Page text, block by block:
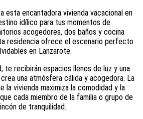
esta encantadora vivienda vacacional en
idílico para tus momentos de
acogedores, dos baños y cocina
residencia ofrece el escenario perfecto
en Lanzarote.
te recibirán espacios llenos de luz y una
una atmósfera cálida y acogedora. La
la vivienda maximiza la comodidad y la
cada miembro de la familia o grupo de
de tranquilidad.